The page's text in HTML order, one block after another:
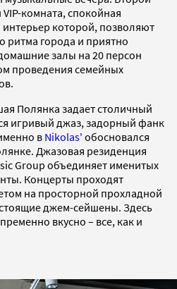
комната, спокойная
которой, позволяют
ритма города и приятно
залы на 20 персон
проведения семейных
Полянка задает столичный
игривый джаз, задорный фанк
в Nikolas' обосновался
Джазовая резиденция
Group объединяет именитых
Концерты проходят
на просторной прохладной
джем-сейшены. Здесь
вкусно – все, как и